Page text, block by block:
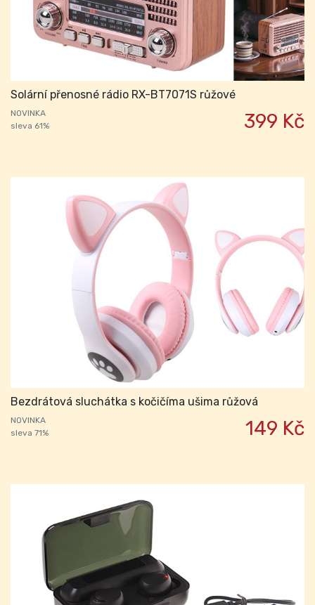
Solární přenosné rádio RX-BT7071S růžové
NOVINKA
sleva 61%
399 Kč
Bezdrátová sluchátka s kočičíma ušima růžová
NOVINKA
sleva 71%
149 Kč